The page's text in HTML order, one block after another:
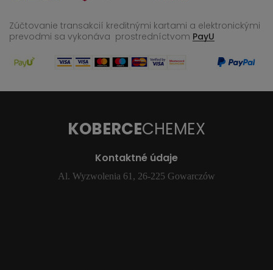
Zúčtovanie transakcií kreditnými kartami a elektronickými
prevodmi sa vykonáva prostredníctvom PayU
KOBERCECHEMEX
Kontaktné údaje
Al. Wyzwolenia 61, 26-225 Gowarczów